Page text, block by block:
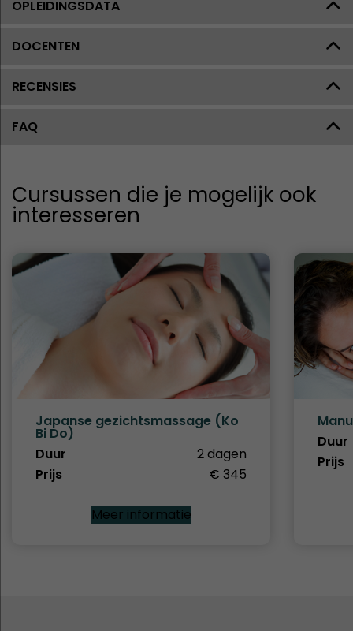
OPLEIDINGSDATA
DOCENTEN
RECENSIES
FAQ
Cursussen die je mogelijk ook
interesseren
Japanse gezichtsmassage (Ko
Bi Do)
Duur
2 dagen
Prijs
€ 345
Meer informatie
Duur
Prijs